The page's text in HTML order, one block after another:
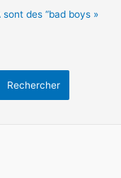
des “bad boys »
Rechercher